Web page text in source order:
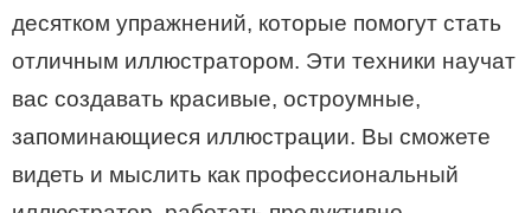
десятком упражнений, которые помогут стать
отличным иллюстратором. Эти техники научат
вас создавать красивые, остроумные,
запоминающиеся иллюстрации. Вы сможете
видеть и мыслить как профессиональный